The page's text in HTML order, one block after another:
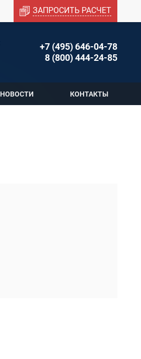
ЗАПРОСИТЬ РАСЧЕТ
+7 (495) 646-04-78
8 (800) 444-24-85
НОВОСТИ КОНТАКТЫ